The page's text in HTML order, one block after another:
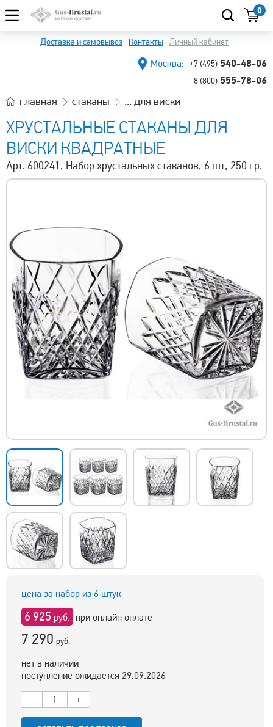
0
Доставка и самовывоз Контакты Личный кабинет
Москва: +7 (495) 540-48-06
8 (800) 555-78-06
главная стаканы ... для виски
ХРУСТАЛЬНЫЕ СТАКАНЫ ДЛЯ
ВИСКИ КВАДРАТНЫЕ
Арт. 600241, Набор хрустальных стаканов, 6 шт, 250 гр.
цена за набор из 6 штук
6 925 руб. при онлайн оплате
7 290 руб.
нет в наличии
поступление ожидается 29.09.2026
-
+